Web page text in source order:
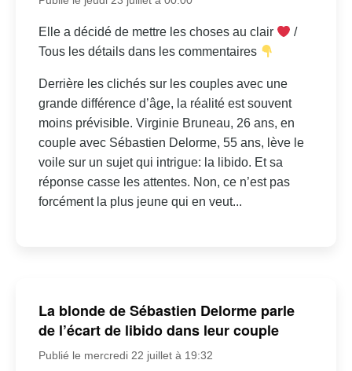
Elle a décidé de mettre les choses au clair
/
Tous les détails dans les commentaires
Derrière les clichés sur les couples avec une
grande différence d’âge, la réalité est souvent
moins prévisible. Virginie Bruneau, 26 ans, en
couple avec Sébastien Delorme, 55 ans, lève le
voile sur un sujet qui intrigue: la libido. Et sa
réponse casse les attentes. Non, ce n’est pas
forcément la plus jeune qui en veut...
La blonde de Sébastien Delorme parle
de l’écart de libido dans leur couple
Publié le mercredi 22 juillet à 19:32